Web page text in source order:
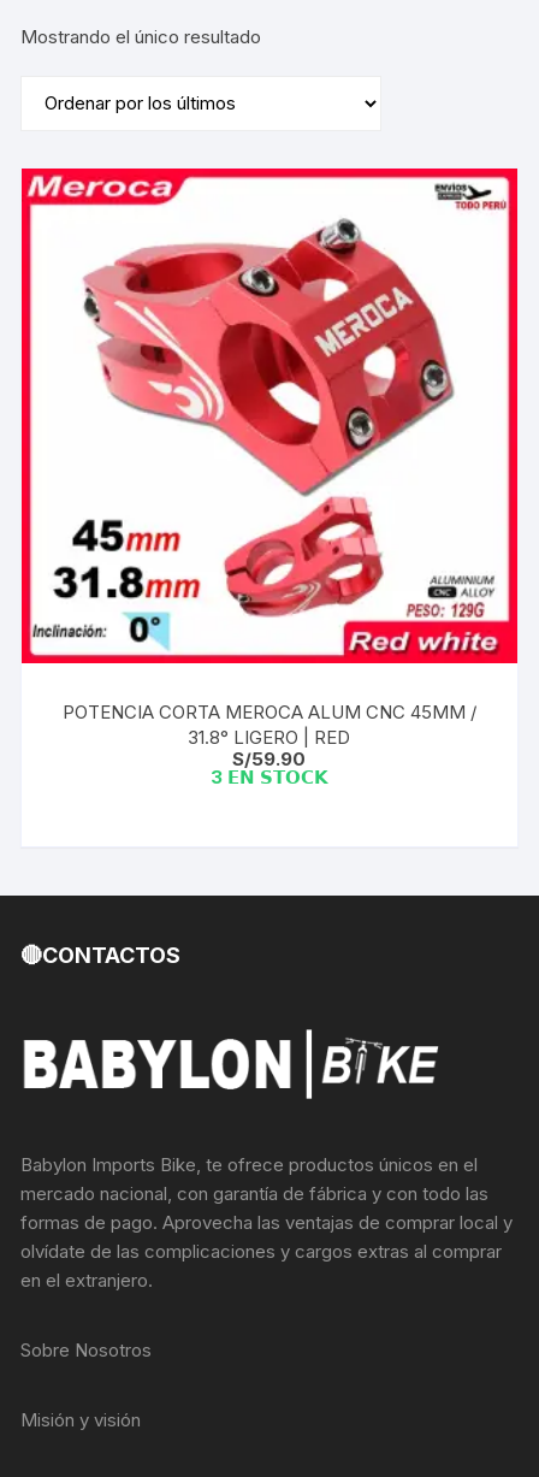
Mostrando el único resultado
POTENCIA CORTA MEROCA ALUM CNC 45MM /
31.8° LIGERO | RED
S/59.90
3 𝗘𝗡 𝗦𝗧𝗢𝗖𝗞
🔴CONTACTOS
Babylon Imports Bike, te ofrece productos únicos en el
mercado nacional, con garantía de fábrica y con todo las
formas de pago. Aprovecha las ventajas de comprar local y
olvídate de las complicaciones y cargos extras al comprar
en el extranjero.
Sobre Nosotros
Misión y visión